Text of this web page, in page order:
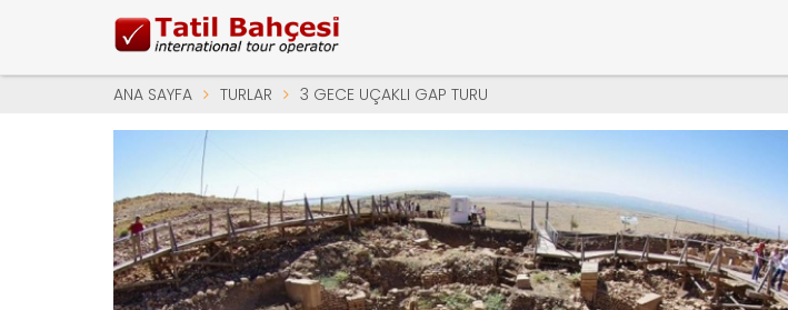
ANA SAYFA TURLAR 3 GECE UÇAKLI GAP TURU